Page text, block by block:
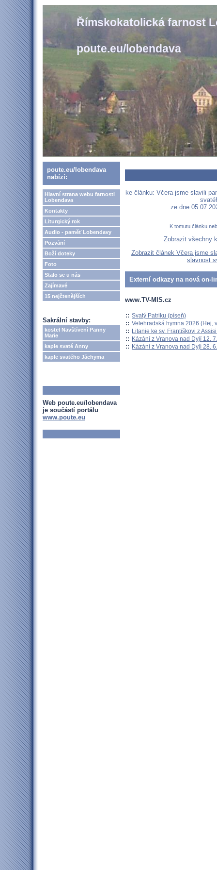
Římskokatolická farnost
poute.eu/lobendava
poute.eu/lobendava
nabízí:
Hlavní strana webu farnosti
Lobendava
Kontakty
Liturgický rok
Audio - paměť Lobendavy
Pozvání
Boží doteky
Foto
Stalo se u nás
Zajímavé
15 nejčtenějších
Sakrální stavby:
kostel Navštívení Panny
Marie
kaple svaté Anny
kaple svatého Jáchyma
Web poute.eu/lobendava
je součástí portálu
www.poute.eu
ke článku: Včera jsme slavili
ze dne
K tomutu článku
Zobrazit všechny
Zobrazit článek Včera jsme
slavnost
Externí odkazy na nová on-
www.TV-MIS.cz
:: Svatý Patriku (píseň)
:: Velehradská hymna 2026 (Hej,
:: Litanie ke sv. Františkovi z
:: Kázání z Vranova nad Dyjí 12.
:: Kázání z Vranova nad Dyjí 28.